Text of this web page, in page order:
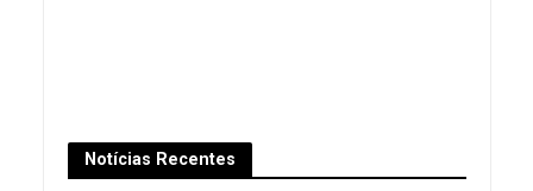
Notícias Recentes